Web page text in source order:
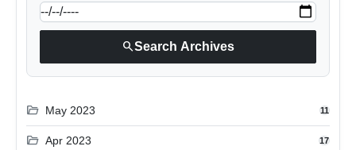
searchSearch Archives
folder_open May 2023 11
folder_open Apr 2023 17